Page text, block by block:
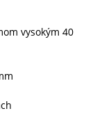
vysokým 40